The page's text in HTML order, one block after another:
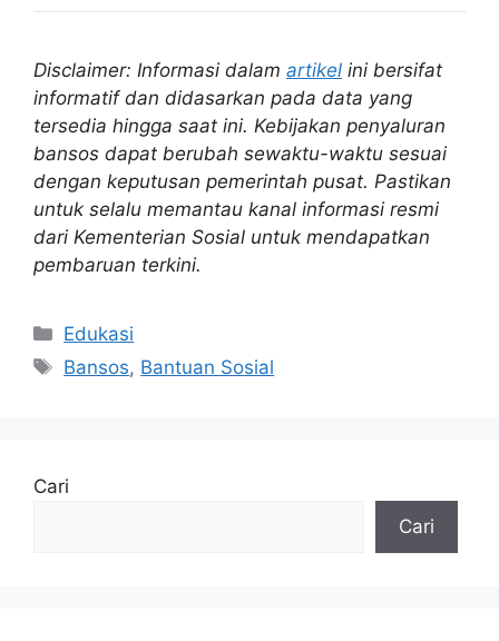
Disclaimer: Informasi dalam artikel ini bersifat
informatif dan didasarkan pada data yang
tersedia hingga saat ini. Kebijakan penyaluran
bansos dapat berubah sewaktu-waktu sesuai
dengan keputusan pemerintah pusat. Pastikan
untuk selalu memantau kanal informasi resmi
dari Kementerian Sosial untuk mendapatkan
pembaruan terkini.
Kategori
Edukasi
Tag
Bansos, Bantuan Sosial
Cari
Cari